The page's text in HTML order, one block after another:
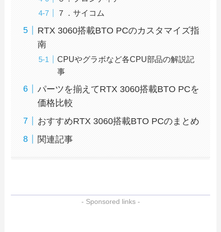
７．サイコム
RTX 3060搭載BTO PCのカスタマイズ指
南
CPUやグラボなど各CPU部品の解説記
事
パーツを揃えてRTX 3060搭載BTO PCを
価格比較
おすすめRTX 3060搭載BTO PCのまとめ
関連記事
- Sponsored links -